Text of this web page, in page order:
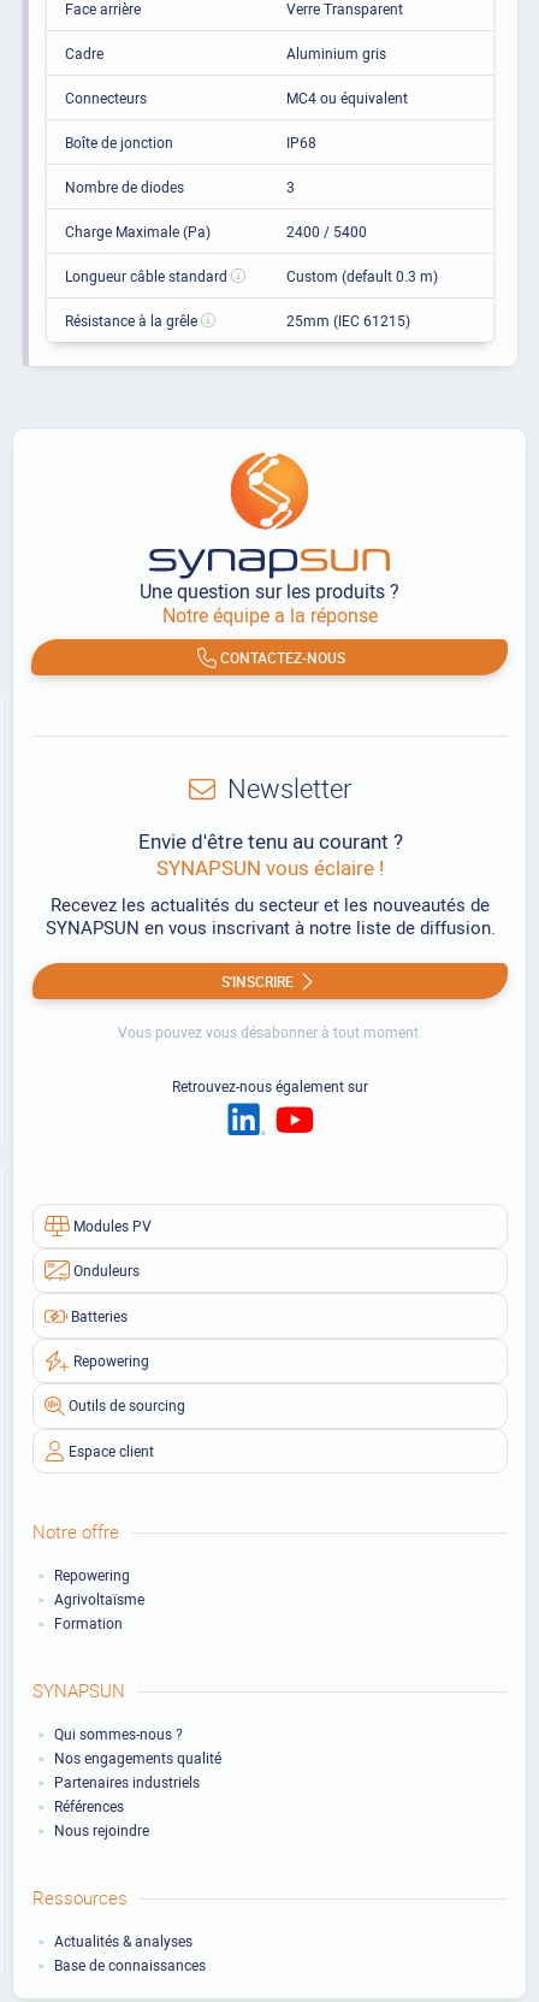
Face arrière Verre Transparent
Cadre Aluminium gris
Connecteurs MC4 ou équivalent
Boîte de jonction IP68
Nombre de diodes 3
Charge Maximale (Pa) 2400 / 5400
Longueur câble standard Custom (default 0.3 m)
Résistance à la grêle 25mm (IEC 61215)
Une question sur les produits ?
Notre équipe a la réponse
CONTACTEZ-NOUS
Modules PV
Onduleurs
Batteries
Repowering
Outils de sourcing
Espace client
Notre offre
Repowering
Agrivoltaïsme
Formation
SYNAPSUN
Qui sommes-nous ?
Nos engagements qualité
Partenaires industriels
Références
Nous rejoindre
Ressources
Actualités & analyses
Base de connaissances
Newsletter
Envie d'être tenu au courant ?
SYNAPSUN vous éclaire !
Recevez les actualités du secteur et les nouveautés de
SYNAPSUN en vous inscrivant à notre liste de diffusion.
S'INSCRIRE
Vous pouvez vous désabonner à tout moment.
Retrouvez-nous également sur